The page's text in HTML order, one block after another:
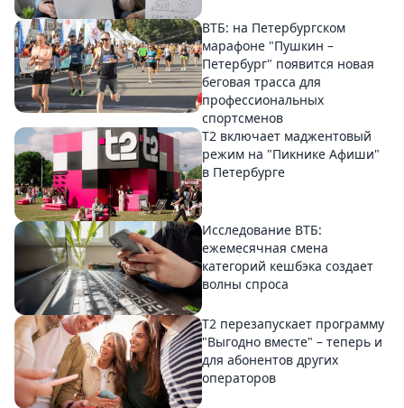
ВТБ: на Петербургском
марафоне "Пушкин –
Петербург" появится новая
беговая трасса для
профессиональных
спортсменов
Т2 включает маджентовый
режим на "Пикнике Афиши"
в Петербурге
Исследование ВТБ:
ежемесячная смена
категорий кешбэка создает
волны спроса
Т2 перезапускает программу
"Выгодно вместе" – теперь и
для абонентов других
операторов